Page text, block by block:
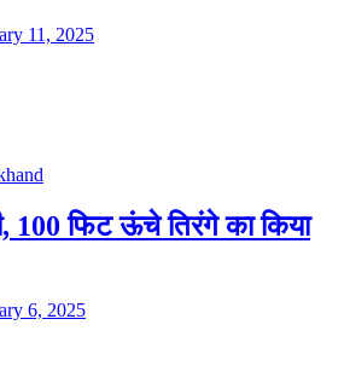
11, 2025
100 फिट ऊंचे तिरंगे का किया
6, 2025